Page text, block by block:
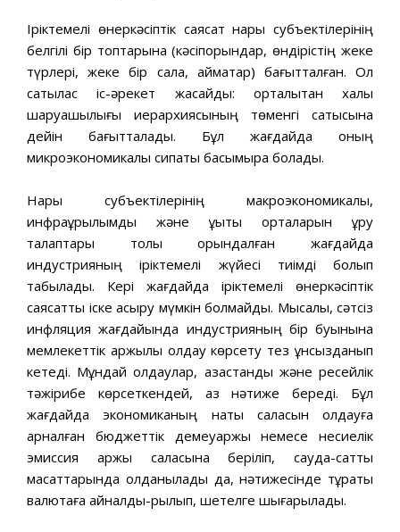
Іріктемелі өнеркəсіптік саясат нарық субъектілерінің
белгілі бір топтарына (кəсіпорындар, өндірістің жеке
түрлері, жеке бір сала, аймақтар) бағытталған. Ол
сатылас іс-əрекет жасайды: орталықтан халық
шаруашылығы иерархиясының төменгі сатысына
дейін бағытталады. Бұл жағдайда оның
микроэкономикалық сипаты басымырақ болады.
Нарық субъектілерінің макроэкономикалық,
инфрақұрылымдық жəне құқықтық орталарын құру
талаптары толық орындалған жағдайда
индустрияның іріктемелі жүйесі тиімді болып
табылады. Кері жағдайда іріктемелі өнеркəсіптік
саясатты іске асыру мүмкін болмайды. Мысалы, сəтсіз
инфляция жағдайында индустрияның бір буынына
мемлекеттік қаржылық қолдау көрсету тез құнсызданып
кетеді. Мұндай қолдаулар, қазақстандық жəне ресейлік
тəжірибе көрсеткендей, аз нəтиже береді. Бұл
жағдайда экономиканың нақты саласын қолдауға
арналған бюджеттік демеуқаржы немесе несиелік
эмиссия қаржы саласына беріліп, сауда-саттық
мақсаттарында қолданылады да, нəтижесінде тұрақты
валютаға айналды-рылып, шетелге шығарылады.